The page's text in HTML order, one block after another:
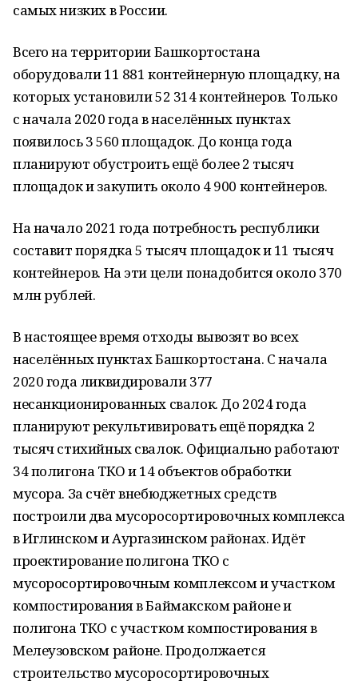
самых низких в России.
Всего на территории Башкортостана
оборудовали 11 881 контейнерную площадку, на
которых установили 52 314 контейнеров. Только
с начала 2020 года в населённых пунктах
появилось 3 560 площадок. До конца года
планируют обустроить ещё более 2 тысяч
площадок и закупить около 4 900 контейнеров.
На начало 2021 года потребность республики
составит порядка 5 тысяч площадок и 11 тысяч
контейнеров. На эти цели понадобится около 370
млн рублей.
В настоящее время отходы вывозят во всех
населённых пунктах Башкортостана. С начала
2020 года ликвидировали 377
несанкционированных свалок. До 2024 года
планируют рекультивировать ещё порядка 2
тысяч стихийных свалок. Официально работают
34 полигона ТКО и 14 объектов обработки
мусора. За счёт внебюджетных средств
построили два мусоросортировочных комплекса
в Иглинском и Аургазинском районах. Идёт
проектирование полигона ТКО с
мусоросортировочным комплексом и участком
компостирования в Баймакском районе и
полигона ТКО с участком компостирования в
Мелеузовском районе. Продолжается
строительство мусоросортировочных